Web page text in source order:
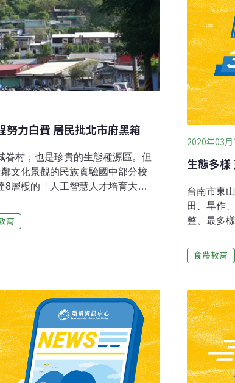
努力白費 居民批北市府黑箱
村，也是珍貴的生態種源區。但
文化景觀的民族實驗國中部分校
8層樓的「人工智慧人才培育大
室」與民族國中師生昨（3日）召
動令在地居民錯愕的開發案，呼
農業現代化、美國協防台灣等重要
態種源區，在2010年被選為「台北
山羌、白鼻心等野生動物，是北市
育
2020年03月
生態多樣
台南市東
田、旱作
整、最多
生態基地
茭白筍，
等生物棲
食農教育